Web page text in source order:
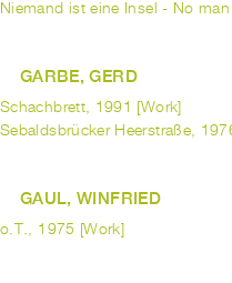
Niemand ist eine Insel - No
GARBE, GERD
Schachbrett, 1991 [Work]
Sebaldsbrücker Heerstraße,
GAUL, WINFRIED
o.T., 1975 [Work]